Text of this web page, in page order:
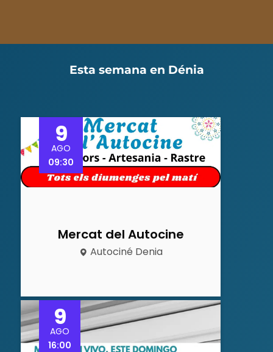
Esta semana en Dénia
9
AGO
09:30
Mercat del Autocine
Autociné Denia
9
AGO
16:00